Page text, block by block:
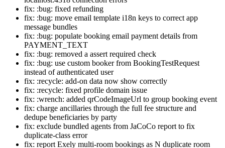
fix: :bug: fixed refunding
fix: :bug: move email template i18n keys to correct app
message bundles
fix: :bug: populate booking email payment details from
PAYMENT_TEXT
fix: :bug: removed a assert required check
fix: :bug: use custom booker from BookingTestRequest
instead of authenticated user
fix: :recycle: add-on data now show correctly
fix: :recycle: fixed profile domain issue
fix: :wrench: added qrCodeImageUrl to group booking event
fix: charge ancillaries through the full fee structure and
dedupe beneficiaries by party
fix: exclude bundled agents from JaCoCo report to fix
duplicate-class error
fix: report Exely multi-room bookings as N duplicate room